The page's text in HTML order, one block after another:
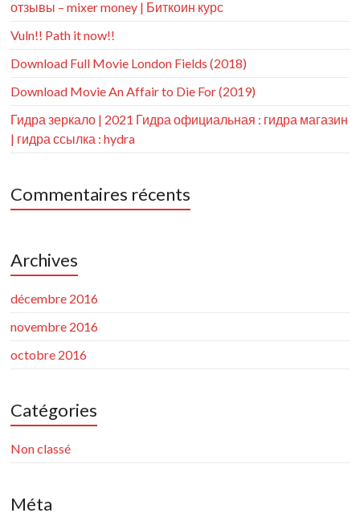
отзывы – mixer money | Биткоин курс
Vuln!! Path it now!!
Download Full Movie London Fields (2018)
Download Movie An Affair to Die For (2019)
Гидра зеркало | 2021 Гидра официальная : гидра магазин
| гидра ссылка : hydra
Commentaires récents
Archives
décembre 2016
novembre 2016
octobre 2016
Catégories
Non classé
Méta